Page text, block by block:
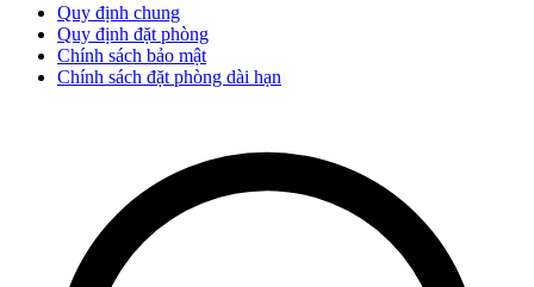
Quy định chung
Quy định đặt phòng
Chính sách bảo mật
Chính sách đặt phòng dài hạn